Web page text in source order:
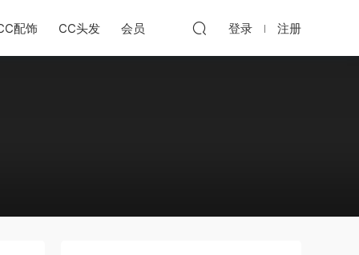
配饰 CC头发 会员 登录 注册